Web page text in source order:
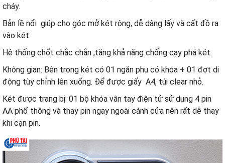
cháy.
Bản lề nổi giúp cho góc mở két rộng, dễ dàng lấy và cất đồ ra
vào két.
Hệ thống chốt chắc chắn ,tăng khả năng chống cạy phá két.
Không gian: Bên trong két có 01 ngăn phụ có khóa + 01 đợt di
động tùy chỉnh lên xuống. Để được giấy A4, túi clear nhỏ.
Két được trang bị: 01 bộ khóa vân tay điện tử sử dụng 4 pin
AA phổ thông và thay pin ngay ngoài cánh cửa nên rất dễ thay
khi cạn pin.